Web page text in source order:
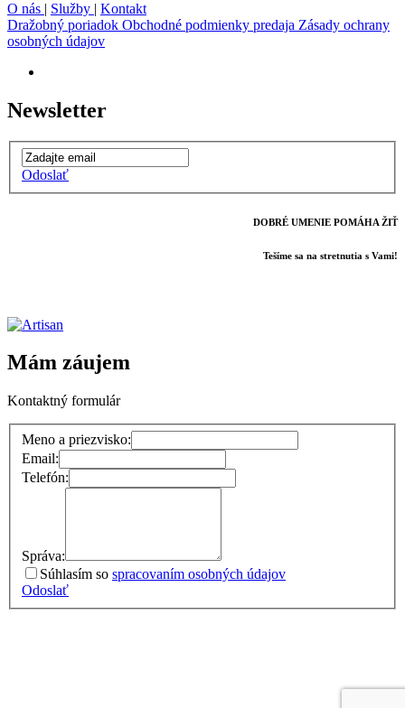
O nás | Služby | Kontakt
Dražobný poriadok Obchodné podmienky predaja Zásady ochrany
osobných údajov
Newsletter
Odoslať
DOBRÉ UMENIE POMÁHA ŽIŤ
Tešíme sa na stretnutia s Vami!
Mám záujem
Kontaktný formulár
Meno a priezvisko:
Email:
Telefón:
Správa:
Súhlasím so spracovaním osobných údajov
Odoslať